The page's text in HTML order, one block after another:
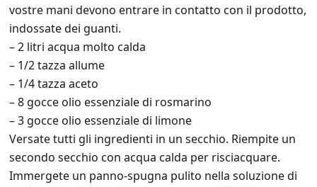
vostre mani devono entrare in contatto con il prodotto,
indossate dei guanti.
– 2 litri acqua molto calda
– 1/2 tazza allume
– 1/4 tazza aceto
– 8 gocce olio essenziale di rosmarino
– 3 gocce olio essenziale di limone
Versate tutti gli ingredienti in un secchio. Riempite un
secondo secchio con acqua calda per risciacquare.
Immergete un panno-spugna pulito nella soluzione di